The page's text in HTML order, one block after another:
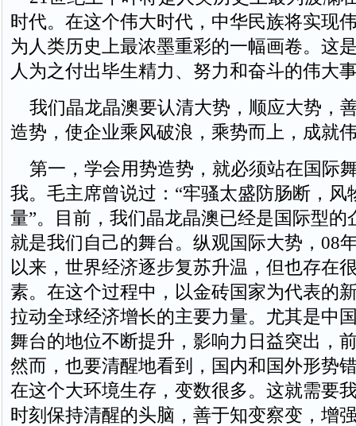
时代。在这个伟大时代，中华民族将实现
为人类历史上最浓墨重彩的一幅画卷。这
人为之付出毕生精力、努力和奋斗的伟大
我们晶龙晶澳要认清大势，顺应大势，
造势，使企业乘风破浪，乘势而上，成就
第一，学会用势造势，就必须站在国际
我。毛主席曾说过：“牢骚太盛防肠断，风
量”。目前，我们晶龙晶澳已经是国际型的
就是我们自己的舞台。纵观国际大势，08
以来，世界经济逐步复苏升温，但也存在
素。在这个过程中，以金砖国家为代表的
拉动全球经济增长的主要力量。尤其是中
舞台的地位不断提升，影响力日益突出，
然而，也要清醒地看到，国内和国外形势
在这个大环境生存，变数很多。这就需要
时刻保持清醒的头脑，善于知变察变，增